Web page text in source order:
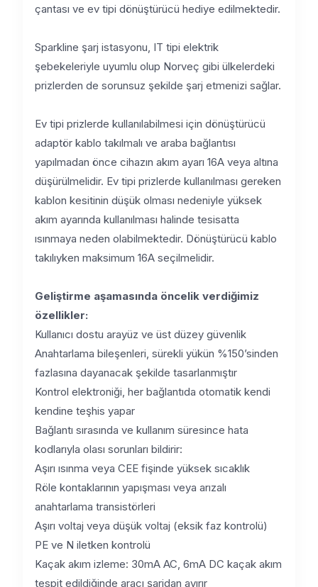
çantası ve ev tipi dönüştürücü hediye edilmektedir.
Sparkline şarj istasyonu, IT tipi elektrik
şebekeleriyle uyumlu olup Norveç gibi ülkelerdeki
prizlerden de sorunsuz şekilde şarj etmenizi sağlar.
Ev tipi prizlerde kullanılabilmesi için dönüştürücü
adaptör kablo takılmalı ve araba bağlantısı
yapılmadan önce cihazın akım ayarı 16A veya altına
düşürülmelidir. Ev tipi prizlerde kullanılması gereken
kablon kesitinin düşük olması nedeniyle yüksek
akım ayarında kullanılması halinde tesisatta
ısınmaya neden olabilmektedir. Dönüştürücü kablo
takılıyken maksimum 16A seçilmelidir.
Geliştirme aşamasında öncelik verdiğimiz
özellikler:
Kullanıcı dostu arayüz ve üst düzey güvenlik
Anahtarlama bileşenleri, sürekli yükün %150’sinden
fazlasına dayanacak şekilde tasarlanmıştır
Kontrol elektroniği, her bağlantıda otomatik kendi
kendine teşhis yapar
Bağlantı sırasında ve kullanım süresince hata
kodlarıyla olası sorunları bildirir:
Aşırı ısınma veya CEE fişinde yüksek sıcaklık
Röle kontaklarının yapışması veya arızalı
anahtarlama transistörleri
Aşırı voltaj veya düşük voltaj (eksik faz kontrolü)
PE ve N iletken kontrolü
Kaçak akım izleme: 30mA AC, 6mA DC kaçak akım
tespit edildiğinde aracı şarjdan ayırır